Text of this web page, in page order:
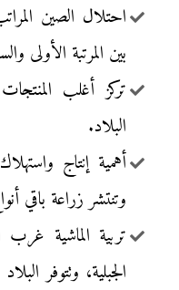
احتلال الصين
بين المرتبة الأولى
تركز أغلب
البلاد.
أهمية إنتاج
وتنتشر زراعة باقي
تربية الماشية
الجبلية، وتتوفر